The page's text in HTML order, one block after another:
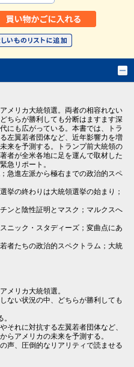
メリカ大統領選。両者の相容れない
ちらが勝利しても分断はますます深
にも広がっている。本書では、トラ
左翼若者団体など、近年影響力を増
来を予測する。トランプ前大統領の
者が全米各地に足を運んで取材した
急リポート。
急進左派から極右までの政治的スペ
の終わりは大統領選挙の始まり；
ンと陰性証明とマスク；マルクスへ
ニック・スタディーズ；変曲点にあ
者たちの政治的スペクトラム；大統
メリカ大統領選。
ない状況の中、どちらが勝利しても
それに対抗する左翼若者団体など、
らアメリカの未来を予測する。
声、圧倒的なリアリティで読ませる